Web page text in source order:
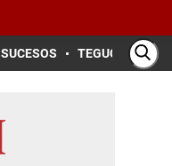
SUCESOS TEGUCIGALPA